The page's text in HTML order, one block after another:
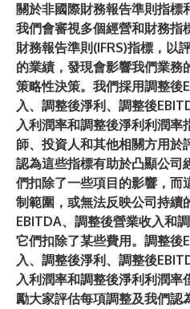
關於非國際財務報告準則指標
我們會審視多個經營和財務指
財務報告準則(IFRS)指標，以
的業績，發現會影響我們業務
策略性決策。我們採用調整後
入、調整後淨利、調整後
入利潤率和調整後淨利利潤率
師、投資人和其他相關方用於
認為這些指標有助於凸顯公司
們扣除了一些項目的影響，而
制範圍，或無法反映公司持續
EBITDA、調整後營業收入和
它們扣除了某些費用。調整後
入、調整後淨利、調整後
入利潤率和調整後淨利利潤率
勵大家評估每項調整及我們認